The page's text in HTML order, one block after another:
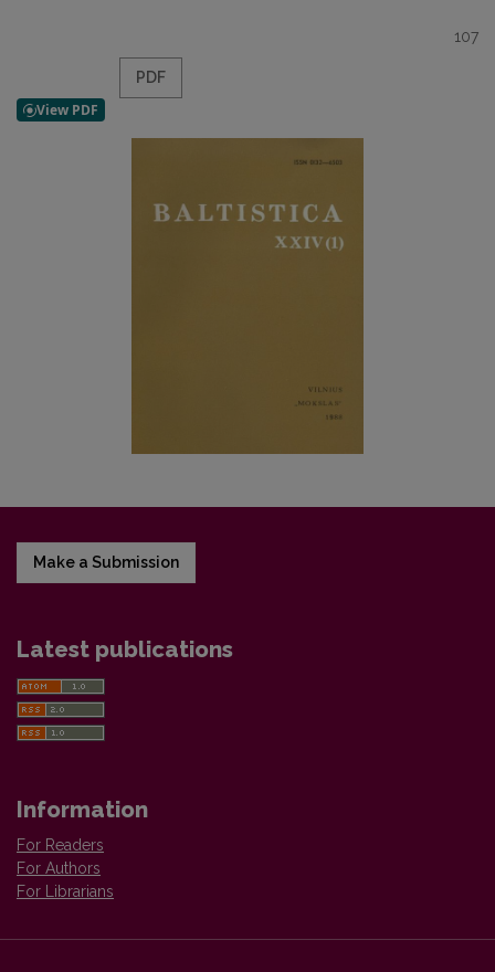
107
PDF
Make a Submission
Latest publications
Information
For Readers
For Authors
For Librarians